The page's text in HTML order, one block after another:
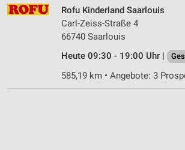
Rofu Kinderland Saarlouis
Carl-Zeiss-Straße 4
66740 Saarlouis
Heute 09:30 - 19:00 Uhr |
585,19 km • Angebote: 3